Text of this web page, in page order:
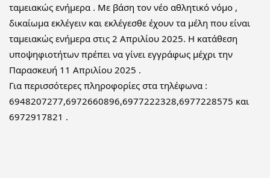
ταμειακώς ενήμερα . Με βάση τον νέο αθλητικό νόμο ,
δικαίωμα εκλέγειν και εκλέγεσθε έχουν τα μέλη που είναι
ταμειακώς ενήμερα στις 2 Απριλίου 2025. Η κατάθεση
υποψηφιοτήτων πρέπει να γίνει εγγράφως μέχρι την
Παρασκευή 11 Απριλίου 2025 .
Για περισσότερες πληροφορίες στα τηλέφωνα :
6948207277,6972660896,6977222328,6977228575 και
6972917821 .